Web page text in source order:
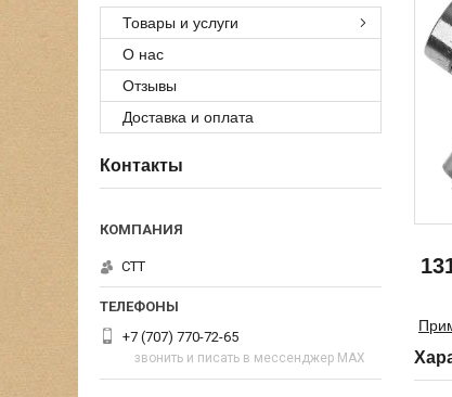
Товары и услуги
О нас
Отзывы
Доставка и оплата
Контакты
СТТ
+7 (707) 770-72-65
звонить и писать в мессенджер MAX